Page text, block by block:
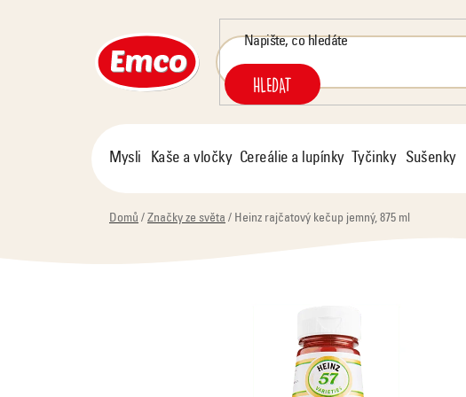
HLEDAT
Mysli Kaše a vločky Cereálie a lupínky Tyčinky Sušenky
Domů / Značky ze světa / Heinz rajčatový kečup jemný, 875 ml